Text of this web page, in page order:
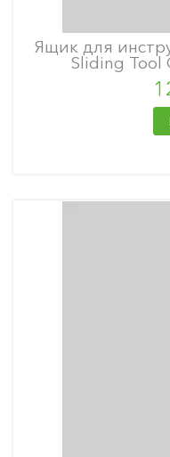
Ящик для
Sliding Tool